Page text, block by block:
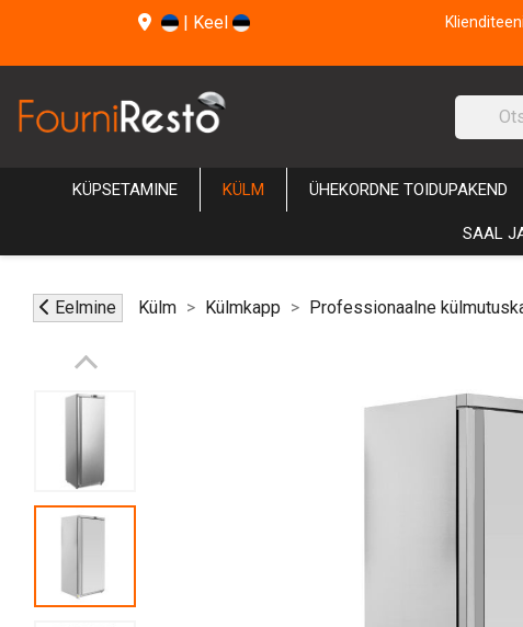
| Keel
KÜPSETAMINE KÜLM ÜHEKORDNE TOIDUPAKEND
SAAL
Eelmine Külm Külmkapp Professionaalne